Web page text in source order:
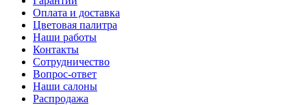
Оплата и доставка
Цветовая палитра
Наши работы
Контакты
Сотрудничество
Вопрос-ответ
Наши салоны
Распродажа